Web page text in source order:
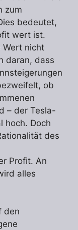
zum
bedeutet,
wert ist.
Wert nicht
daran, dass
ob
– der Tesla-
hoch. Doch
des
Profit. An
alles
den